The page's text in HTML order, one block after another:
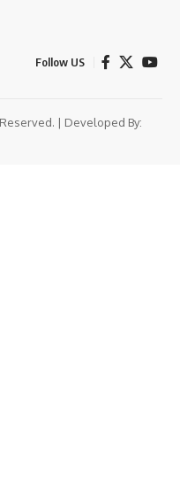
Follow US
| Developed By: